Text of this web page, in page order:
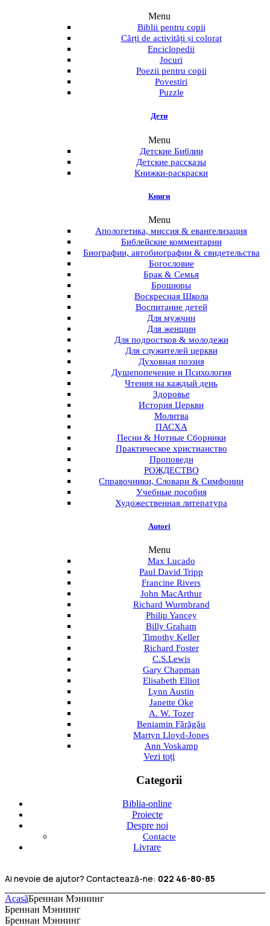
Menu
Biblii pentru copii
Cărți de activități și colorat
Enciclopedii
Jocuri
Poezii pentru copii
Povestiri
Puzzle
Дети
Menu
Детские Библии
Детские рассказы
Книжки-раскраски
Книги
Menu
Апологетика, миссия & евангелизация
Библейские комментарии
Биографии, автобиографии & свидетельства
Богословие
Брак & Семья
Брошюры
Воскресная Школа
Воспитание детей
Для мужчин
Для женщин
Для подростков & молодежи
Для служителей церкви
Духовная поэзия
Душепопечение и Психология
Чтения на каждый день
Здоровье
История Церкви
Молитва
ПАСХА
Песни & Нотные Сборники
Практическое христианство
Проповеди
РОЖДЕСТВО
Справочники, Словари & Симфонии
Учебные пособия
Художественная литература
Autori
Menu
Max Lucado
Paul David Tripp
Francine Rivers
John MacArthur
Richard Wurmbrand
Philip Yancey
Billy Graham
Timothy Keller
Richard Foster
C.S.Lewis
Gary Chapman
Elisabeth Elliot
Lynn Austin
Janette Oke
A. W. Tozer
Beniamin Fărăgău
Martyn Lloyd-Jones
Ann Voskamp
Vezi toți
Categorii
Biblia-online
Proiecte
Despre noi
Contacte
Livrare
Ai nevoie de ajutor? Contactează-ne: 022 46-80-85
AcasăБреннан Мэннинг
Бреннан Мэннинг
Бреннан Мэннинг